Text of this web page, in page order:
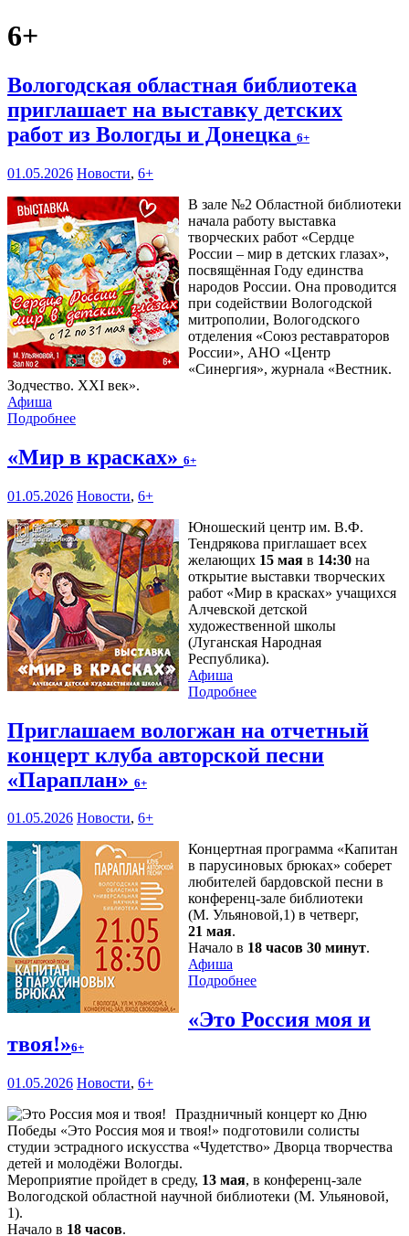
6+
Вологодская областная библиотека
приглашает на выставку детских
работ из Вологды и Донецка 6+
01.05.2026 Новости, 6+
В зале №2 Областной библиотеки
начала работу выставка
творческих работ «Сердце
России – мир в детских глазах»,
посвящённая Году единства
народов России. Она проводится
при содействии Вологодской
митрополии, Вологодского
отделения «Союз реставраторов
России», АНО «Центр
«Синергия», журнала «Вестник.
Зодчество. XXI век».
Афиша
Подробнее
«Мир в красках» 6+
01.05.2026 Новости, 6+
Юношеский центр им. В.Ф.
Тендрякова приглашает всех
желающих 15 мая в 14:30 на
открытие выставки творческих
работ «Мир в красках» учащихся
Алчевской детской
художественной школы
(Луганская Народная
Республика).
Афиша
Подробнее
Приглашаем вологжан на отчетный
концерт клуба авторской песни
«Параплан» 6+
01.05.2026 Новости, 6+
Концертная программа «Капитан
в парусиновых брюках» соберет
любителей бардовской песни в
конференц-зале библиотеки
(М. Ульяновой,1) в четверг,
21 мая.
Начало в 18 часов 30 минут.
Афиша
Подробнее
«Это Россия моя и
твоя!»6+
01.05.2026 Новости, 6+
Праздничный концерт ко Дню
Победы «Это Россия моя и твоя!» подготовили солисты
студии эстрадного искусства «Чудетство» Дворца творчества
детей и молодёжи Вологды.
Мероприятие пройдет в среду, 13 мая, в конференц-зале
Вологодской областной научной библиотеки (М. Ульяновой,
1).
Начало в 18 часов.